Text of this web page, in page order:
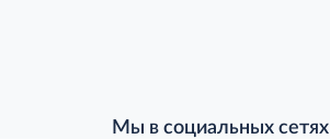
Мы в социальных сетях